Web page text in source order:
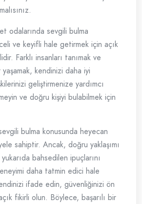
odalarında sevgili bulma
ve keyifli hale getirmek için açık
Farklı insanları tanımak ve
kendinizi daha iyi
geliştirmenize yardımcı
ve doğru kişiyi bulabilmek için
bulma konusunda heyecan
sahiptir. Ancak, doğru yaklaşımı
bahsedilen ipuçlarını
daha tatmin edici hale
ifade edin, güvenliğinizi ön
fikirli olun. Böylece, başarılı bir